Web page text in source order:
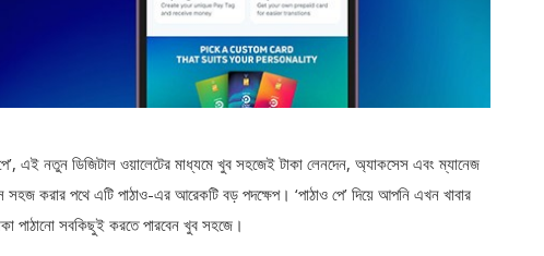
পে’, এই নতুন ডিজিটাল ওয়ালেটের মাধ্যমে খুব সহজেই টাকা লেনদেন, অ্যাকসেস এবং ম্যানেজ
করার পথে এটি পাঠাও-এর আরেকটি বড় পদক্ষেপ। ‘পাঠাও পে’ দিয়ে আপনি এখন খাবার
পাঠানো সবকিছুই করতে পারবেন খুব সহজে।